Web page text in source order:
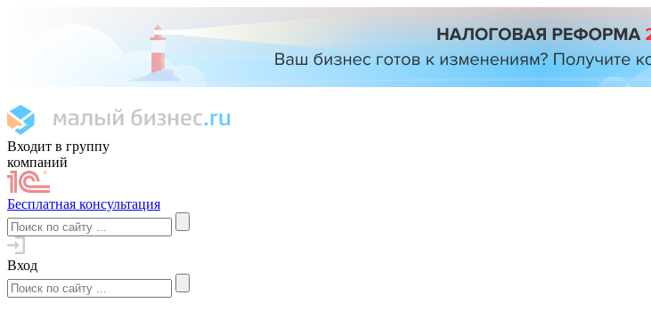
Входит в группу
компаний
Бесплатная консультация
Вход